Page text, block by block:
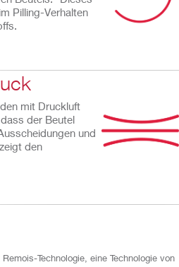
Pilling-Verhalten
mit Druckluft
der Beutel
und
den
Technologie, eine Technologie von